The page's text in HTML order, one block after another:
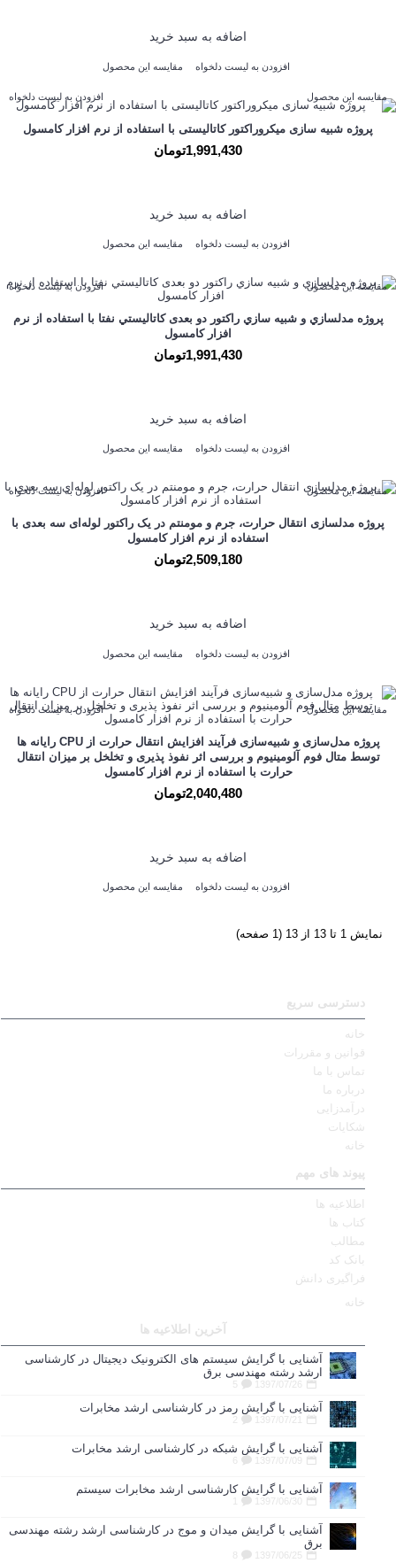
اضافه به سبد خرید
افزودن به لیست دلخواه مقایسه این محصول
افزودن به لیست دلخواه مقایسه این محصول
پروژه شبیه سازی میکروراکتور کاتالیستی با استفاده از نرم افزار کامسول
1,991,430تومان
اضافه به سبد خرید
افزودن به لیست دلخواه مقایسه این محصول
افزودن به لیست دلخواه مقایسه این محصول
پروژه مدلسازي و شبيه­ سازي راکتور دو بعدی کاتاليستي نفتا با استفاده از نرم
افزار کامسول
1,991,430تومان
اضافه به سبد خرید
افزودن به لیست دلخواه مقایسه این محصول
افزودن به لیست دلخواه مقایسه این محصول
پروژه مدلسازی انتقال حرارت، جرم و مومنتم در یک راکتور لوله‌­ای سه بعدی با
استفاده از نرم افزار کامسول
2,509,180تومان
اضافه به سبد خرید
افزودن به لیست دلخواه مقایسه این محصول
افزودن به لیست دلخواه مقایسه این محصول
پروژه مدل‌سازی و شبیه‌سازی فرآیند افزایش انتقال حرارت از CPU رایانه ها
توسط متال فوم آلومینیوم و بررسی اثر نفوذ پذیری و تخلخل بر میزان انتقال
حرارت با استفاده از نرم افزار کامسول
2,040,480تومان
اضافه به سبد خرید
افزودن به لیست دلخواه مقایسه این محصول
نمایش 1 تا 13 از 13 (1 صفحه)
دسترسی سریع
خانه
قوانین و مقررات
تماس با ما
درباره ما
درآمدزایی
شکایات
خانه
پیوند های مهم
اطلاعیه ها
کتاب ها
مطالب
بانک کد
فراگیری دانش
خانه
آخرین اطلاعیه ها
آشنایی با گرایش سیستم های الکترونیک دیجیتال در کارشناسی
ارشد رشته مهندسی برق
1397/07/26
5
آشنایی با گرایش رمز در کارشناسی ارشد مخابرات
1397/07/21
آشنایی با گرایش شبکه در کارشناسی ارشد مخابرات
1397/07/09
6
آشنایی با گرایش کارشناسی ارشد مخابرات سیستم
1397/06/30
آشنایی با گرایش میدان و موج در کارشناسی ارشد رشته مهندسی
برق
1397/06/25